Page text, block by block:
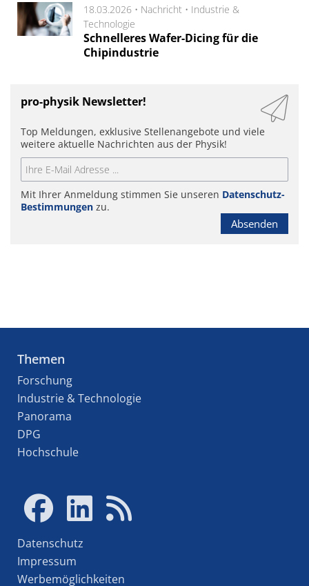
18.03.2026 • Nachricht • Industrie &
Technologie
Schnelleres Wafer-Dicing für die
Chipindustrie
pro-physik Newsletter!
Top Meldungen, exklusive Stellenangebote und viele
weitere aktuelle Nachrichten aus der Physik!
Mit Ihrer Anmeldung stimmen Sie unseren Datenschutz-
Bestimmungen zu.
Absenden
Themen
Forschung
Industrie & Technologie
Panorama
DPG
Hochschule
Datenschutz
Impressum
Werbemöglichkeiten